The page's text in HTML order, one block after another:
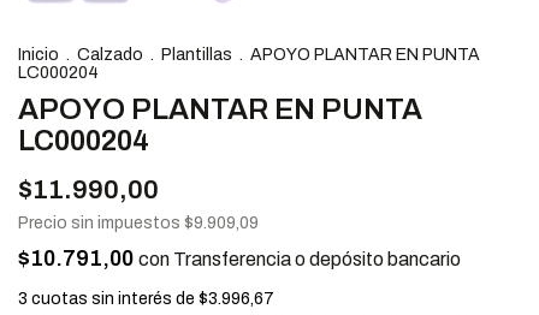
Inicio . Calzado . Plantillas . APOYO PLANTAR EN PUNTA
LC000204
APOYO PLANTAR EN PUNTA
LC000204
$11.990,00
Precio sin impuestos $9.909,09
$10.791,00 con Transferencia o depósito bancario
3 cuotas sin interés de $3.996,67